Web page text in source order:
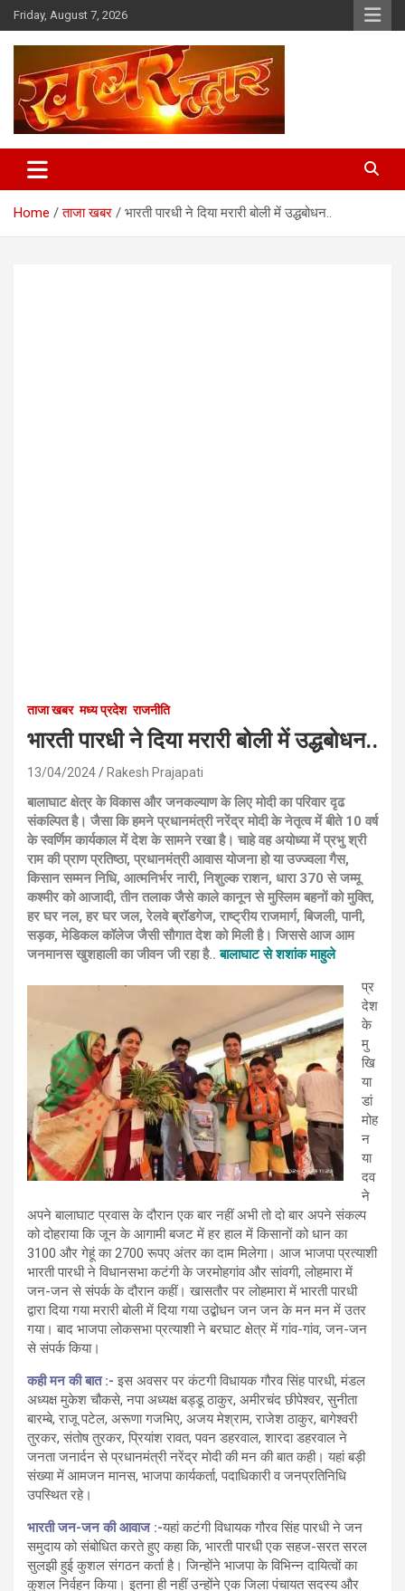
Skip
to
content
Friday, August 7, 2026
Khabar Dwar
Home ताजा खबर भारती पारधी ने दिया मरारी बोली में उद्धबोधन..
ताजा खबर मध्य प्रदेश राजनीति
भारती पारधी ने दिया मरारी बोली में उद्धबोधन..
13/04/2024 Rakesh Prajapati
बालाघाट क्षेत्र के विकास और जनकल्याण के लिए मोदी का परिवार दृढ
संकल्पित है। जैसा कि हमने प्रधानमंत्री नरेंद्र मोदी के नेतृत्व में बीते 10 वर्ष
के स्वर्णिम कार्यकाल में देश के सामने रखा है। चाहे वह अयोध्या में प्रभु श्री
राम की प्राण प्रतिष्ठा, प्रधानमंत्री आवास योजना हो या उज्ज्वला गैस,
किसान सम्मन निधि, आत्मनिर्भर नारी, निशुल्क राशन, धारा 370 से जम्मू
कश्मीर को आजादी, तीन तलाक जैसे काले कानून से मुस्लिम बहनों को मुक्ति,
हर घर नल, हर घर जल, रेलवे ब्रॉडगेज, राष्ट्रीय राजमार्ग, बिजली, पानी,
सड़क, मेडिकल कॉलेज जैसी सौगात देश को मिली है। जिससे आज आम
जनमानस खुशहाली का जीवन जी रहा है..बालाघाट से शशांक माहुले
प्र
देश
के
मु
खि
या
डां
मोह
न
या
दव
ने
अपने बालाघाट प्रवास के दौरान एक बार नहीं अभी तो दो बार अपने संकल्प
को दोहराया कि जून के आगामी बजट में हर हाल में किसानों को धान का
3100 और गेहूं का 2700 रूपए अंतर का दाम मिलेगा। आज भाजपा प्रत्याशी
भारती पारधी ने विधानसभा कटंगी के जरमोहगांव और सांवगी, लोहमारा में
जन-जन से संपर्क के दौरान कहीं। खासतौर पर लोहमारा में भारती पारधी
द्वारा दिया गया मरारी बोली में दिया गया उद्बोधन जन जन के मन मन में उतर
गया। बाद भाजपा लोकसभा प्रत्याशी ने बरघाट क्षेत्र में गांव-गांव, जन-जन
से संपर्क किया।
कही मन की बात :- इस अवसर पर कंटगी विधायक गौरव सिंह पारधी, मंडल
अध्यक्ष मुकेश चौकसे, नपा अध्यक्ष बड्डू ठाकुर, अमीरचंद छीपेश्वर, सुनीता
बारम्बे, राजू पटेल, अरूणा गजभिए, अजय मेश्राम, राजेश ठाकुर, बागेश्वरी
तुरकर, संतोष तुरकर, प्रियांश रावत, पवन डहरवाल, शारदा डहरवाल ने
जनता जनार्दन से प्रधानमंत्री नरेंद्र मोदी की मन की बात कही। यहां बड़ी
संख्या में आमजन मानस, भाजपा कार्यकर्ता, पदाधिकारी व जनप्रतिनिधि
उपस्थित रहे।
भारती जन-जन की आवाज :-यहां कटंगी विधायक गौरव सिंह पारधी ने जन
समुदाय को संबोधित करते हुए कहा कि, भारती पारधी एक सहज-सरत सरल
सुलझी हुई कुशल संगठन कर्ता है। जिन्होंने भाजपा के विभिन्न दायित्वों का
कुशल निर्वहन किया। इतना ही नहीं उन्होंने एक जिला पंचायत सदस्य और